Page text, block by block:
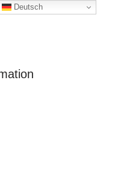
Deutsch